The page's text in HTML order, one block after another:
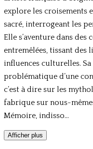
explore les croisements
sacré, interrogeant les
Elle s’aventure dans
entremêlées, tissant des
influences culturelles.
problématique d’une
c’est à dire sur les
fabrique sur nous-
Mémoire, indisso...
Afficher plus